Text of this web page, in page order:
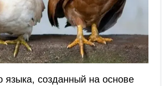
языка, созданный на основе